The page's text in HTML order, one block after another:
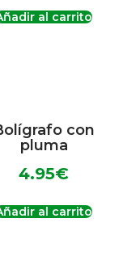
al carrito
con
pluma
4.95€
al carrito